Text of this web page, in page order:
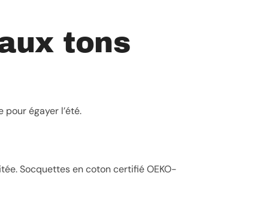
tons
égayer l’été.
Socquettes en coton certifié OEKO-